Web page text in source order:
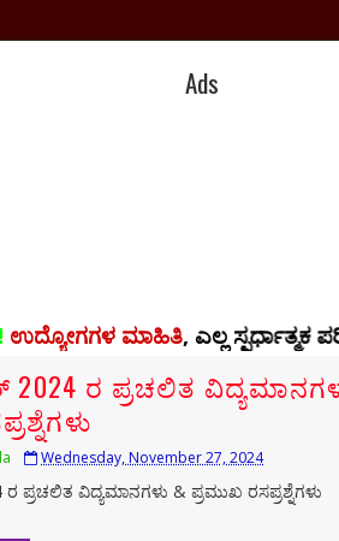
Ads
ಮಾಹಿತಿ, ಎಲ್ಲ ಸ್ಪರ್ಧಾತ್ಮಕ ಪರೀಕ್ಷೆಗಳ
ರ ಪ್ರಚಲಿತ
Wednesday, November 27, 2024
ಪ್ರಚಲಿತ ವಿದ್ಯಮಾನಗಳು & ಪ್ರಮುಖ ರಸಪ್ರಶ್ನೆಗಳು